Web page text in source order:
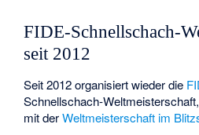
FIDE-Schnellschach-
seit 2012
Seit 2012 organisiert wieder die
Schnellschach-
mit derWeltmeisterschaft im